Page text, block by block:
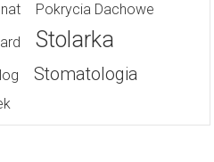
Pokrycia Dachowe
Stolarka
Stomatologia